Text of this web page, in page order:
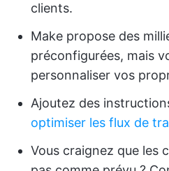
clients.
Make propose des
préconfigurées, mais
personnaliser vos
Ajoutez des
optimiser les flux de
Vous craignez que les